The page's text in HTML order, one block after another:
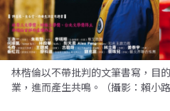
林楷倫以不帶批判的文筆書寫，目
業，進而產生共鳴。（攝影：賴小路